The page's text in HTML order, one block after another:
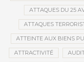
ATTAQUES DU 25
ATTAQUES
ATTEINTE AUX BIENS
ATTRACTIVITÉ